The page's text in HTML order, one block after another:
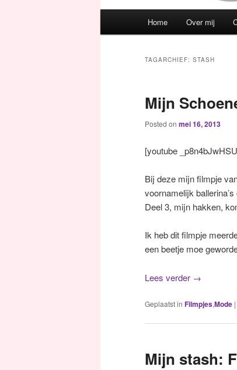
Spring naar de
Spring naar de
Home Over mij
TAGARCHIEF: STASH
Mijn
Posted on mei 16, 2013
[youtube
Bij deze mijn filmpje
voornamelijk
Deel 3, mijn hakken,
Ik heb dit filmpje
een beetje moe
Lees verder →
Geplaatst in Filmpjes,Mode |
Mijn stash: